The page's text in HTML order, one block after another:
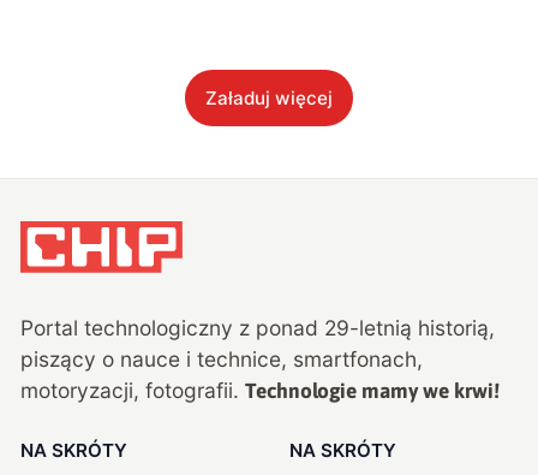
Załaduj więcej
Portal technologiczny z ponad 29-letnią historią,
piszący o nauce i technice, smartfonach,
motoryzacji, fotografii. Technologie mamy we krwi!
NA SKRÓTY NA SKRÓTY